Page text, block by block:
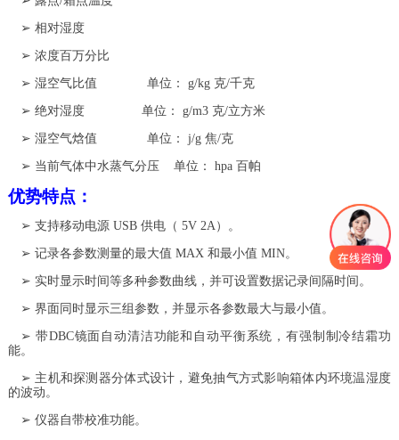
➢ 相对湿度
➢ 浓度百万分比
➢ 湿空气比值 单位： g/kg 克/千克
➢ 绝对湿度 单位： g/m3 克/立方米
➢ 湿空气焓值 单位： j/g 焦/克
➢ 当前气体中水蒸气分压 单位： hpa 百帕
优势特点：
➢ 支持移动电源 USB 供电（ 5V 2A）。
➢ 记录各参数测量的最大值 MAX 和最小值 MIN。
➢ 实时显示时间等多种参数曲线，并可设置数据记录间隔时间。
➢ 界面同时显示三组参数，并显示各参数最大与最小值。
➢ 带DBC镜面自动清洁功能和自动平衡系统，有强制制冷结霜功
能。
➢ 主机和探测器分体式设计，避免抽气方式影响箱体内环境温湿度
的波动。
➢ 仪器自带校准功能。